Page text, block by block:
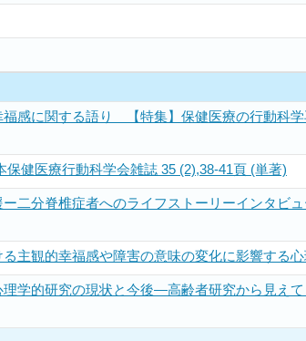
感に関する語り 【特集】保健医療の行動科
健医療行動科学会雑誌 35 (2),38-41頁 (単著)
二分脊椎症者へのライフストーリーインタビ
主観的幸福感や障害の意味の変化に影響する
学的研究の現状と今後―高齢者研究から見え